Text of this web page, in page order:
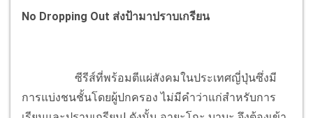
No Dropping Out ส่งป้ามาปราบเกรียน
ซีรีส์ที่พร้อมตีแผ่สังคมในประเทศญี่ปุ่นซึ่งมี
การแบ่งชนชั้นโดยผู้ปกครอง ไม่มีคำว่าแก่สำหรับการ